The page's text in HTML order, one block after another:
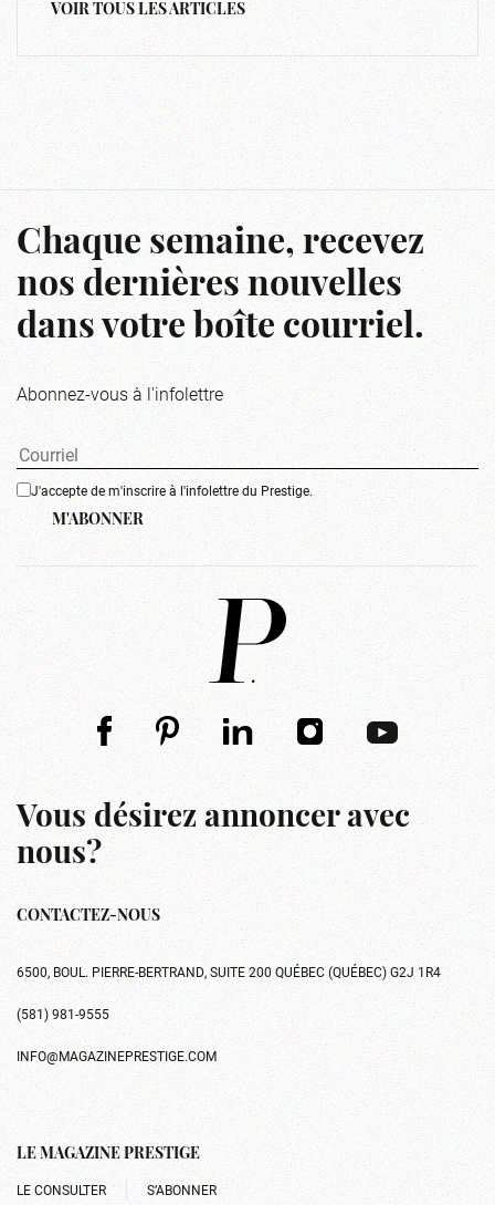
VOIR TOUS LES ARTICLES
Chaque semaine, recevez
nos dernières nouvelles
dans votre boîte courriel.
Abonnez-vous à l'infolettre
J'accepte de m'inscrire à l'infolettre du Prestige.
M'ABONNER
Vous désirez annoncer avec
nous?
CONTACTEZ-NOUS
6500, BOUL. PIERRE-BERTRAND, SUITE 200 QUÉBEC (QUÉBEC) G2J 1R4
(581) 981-9555
INFO@MAGAZINEPRESTIGE.COM
LE MAGAZINE PRESTIGE
LE CONSULTER S’ABONNER